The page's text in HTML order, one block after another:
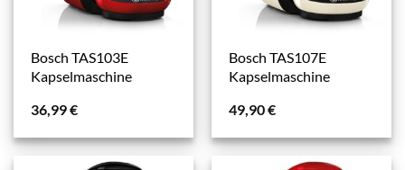
Bosch TAS103E
Kapselmaschine
36,99€
Bosch TAS107E
Kapselmaschine
49,90€